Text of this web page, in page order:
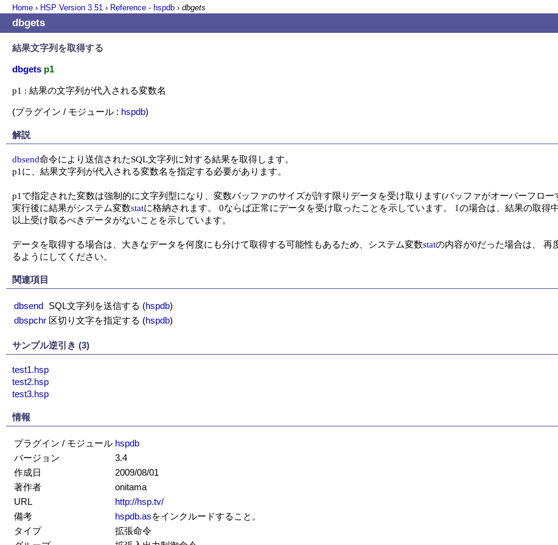
Home › HSP Version 3.51 › Reference - hspdb › dbgets
dbgets
結果文字列を取得する
dbgets p1
p1 : 結果の文字列が代入される変数名
(プラグイン / モジュール : hspdb)
解説
dbsend命令により送信されたSQL文字列に対する結果を取得します。
p1に、結果文字列が代入される変数名を指定する必要があります。
p1で指定された変数は強制的に文字列型になり、変数バッファのサイズが許す限りデータを受け取ります(バッファがオーバーフロ
実行後に結果がシステム変数statに格納されます。 0ならば正常にデータを受け取ったことを示しています。 1の場合は、結果の取
以上受け取るべきデータがないことを示しています。
データを取得する場合は、大きなデータを何度にも分けて取得する可能性もあるため、システム変数statの内容が0だった場合は、 再
るようにしてください。
関連項目
dbsend SQL文字列を送信する (hspdb)
dbspchr 区切り文字を指定する (hspdb)
サンプル逆引き (3)
test1.hsp
test2.hsp
test3.hsp
情報
プラグイン / モジュール hspdb
バージョン
3.4
作成日
2009/08/01
著作者
onitama
URL
http://hsp.tv/
備考
hspdb.asをインクルードすること。
タイプ
拡張命令